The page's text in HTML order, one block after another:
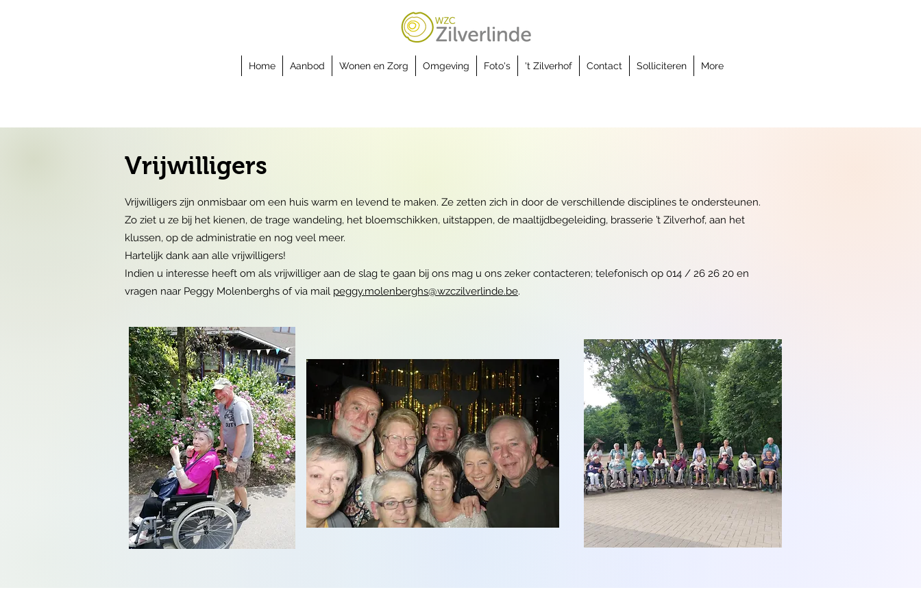
Home Aanbod Wonen en Zorg Omgeving Foto's 't Zilverhof Contact Solliciteren More
Vrijwilligers
Vrijwilligers zijn onmisbaar om een huis warm en levend te maken. Ze zetten zich in door de verschillende disciplines te ondersteunen.
Zo ziet u ze bij het kienen, de trage wandeling, het bloemschikken, uitstappen, de maaltijdbegeleiding, brasserie ’t Zilverhof, aan het
klussen, op de administratie en nog veel meer.
Hartelijk dank aan alle vrijwilligers!
Indien u interesse heeft om als vrijwilliger aan de slag te gaan bij ons mag u ons zeker contacteren; telefonisch op 014 / 26 26 20 en
vragen naar Peggy Molenberghs of via mail peggy.molenberghs@wzczilverlinde.be.